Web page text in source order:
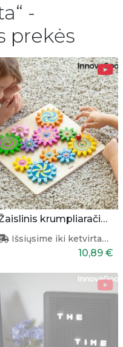
-
prekės
Žaislinis krumpliaračių komplektas
Išsiųsime iki ketvirtadienio
10,89 €